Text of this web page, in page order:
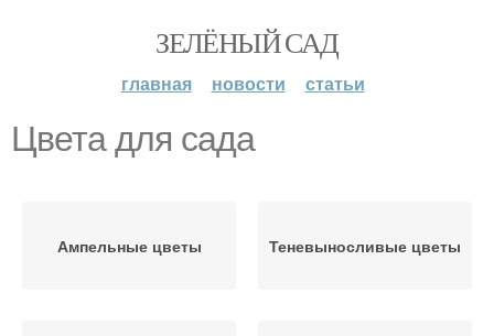
ЗЕЛЁНЫЙ САД
главная новости статьи
Цвета для сада
Ампельные цветы Теневыносливые цветы